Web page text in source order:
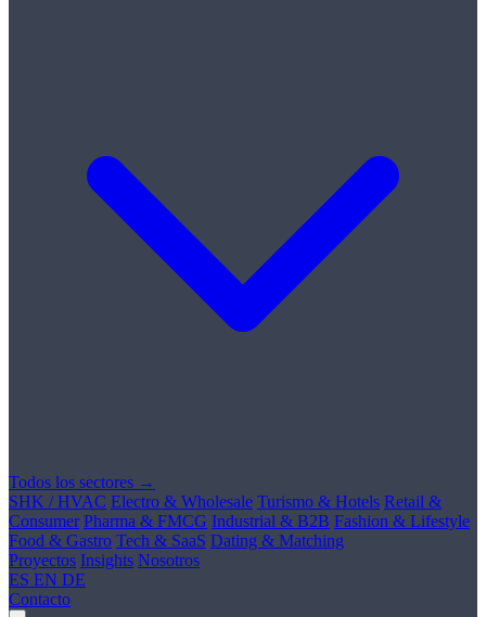
Todos los sectores →
SHK / HVAC Electro & Wholesale Turismo & Hotels Retail &
Consumer Pharma & FMCG Industrial & B2B Fashion & Lifestyle
Food & Gastro Tech & SaaS Dating & Matching
Proyectos Insights Nosotros
ES EN DE
Contacto